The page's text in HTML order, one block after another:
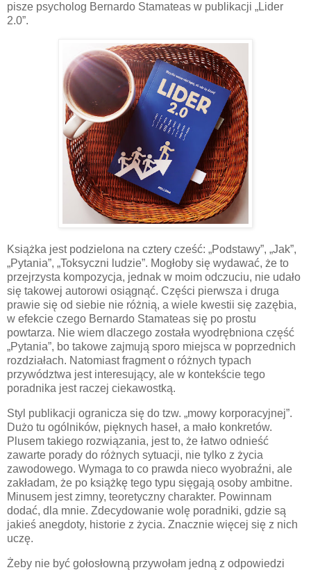
pisze psycholog Bernardo Stamateas w publikacji „Lider
2.0”.
Książka jest podzielona na cztery cześć: „Podstawy”, „Jak”,
„Pytania”, „Toksyczni ludzie”. Mogłoby się wydawać, że to
przejrzysta kompozycja, jednak w moim odczuciu, nie udało
się takowej autorowi osiągnąć. Części pierwsza i druga
prawie się od siebie nie różnią, a wiele kwestii się zazębia,
w efekcie czego Bernardo Stamateas się po prostu
powtarza. Nie wiem dlaczego została wyodrębniona część
„Pytania”, bo takowe zajmują sporo miejsca w poprzednich
rozdziałach. Natomiast fragment o różnych typach
przywództwa jest interesujący, ale w kontekście tego
poradnika jest raczej ciekawostką.
Styl publikacji ogranicza się do tzw. „mowy korporacyjnej”.
Dużo tu ogólników, pięknych haseł, a mało konkretów.
Plusem takiego rozwiązania, jest to, że łatwo odnieść
zawarte porady do różnych sytuacji, nie tylko z życia
zawodowego. Wymaga to co prawda nieco wyobraźni, ale
zakładam, że po książkę tego typu sięgają osoby ambitne.
Minusem jest zimny, teoretyczny charakter. Powinnam
dodać, dla mnie. Zdecydowanie wolę poradniki, gdzie są
jakieś anegdoty, historie z życia. Znacznie więcej się z nich
uczę.
Żeby nie być gołosłowną przywołam jedną z odpowiedzi